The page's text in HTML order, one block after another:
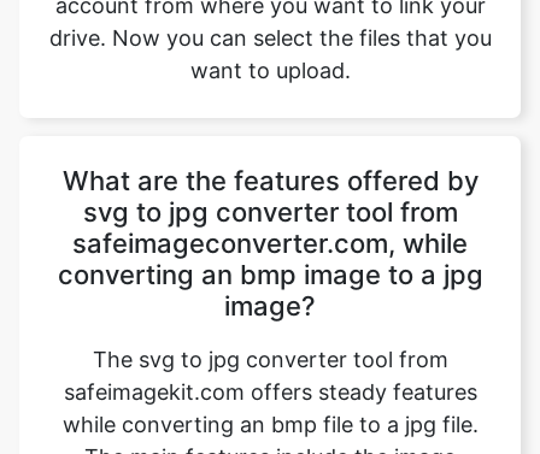
What are the features offered by
converting an bmp image to a jpg
image?
The svg to jpg converter tool from
safeimagekit.com offers steady features
while converting an bmp file to a jpg file.
The main features include the image
conversion from svg to jpg, downloading
of the jpg files, etc. other salient features